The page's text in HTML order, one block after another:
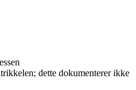
dette dokumenterer ikke